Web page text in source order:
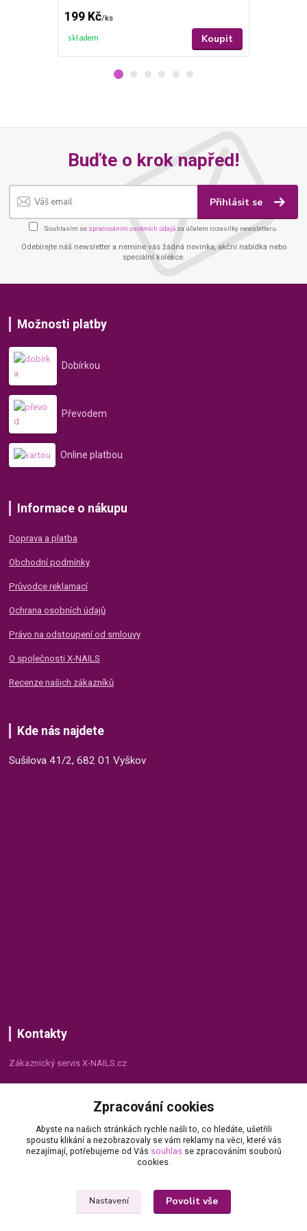
199 Kč/ks
skladem Koupit
Buďte o krok napřed!
Přihlásit se
Souhlasím se zpracováním osobních údajů za účelem rozesílky newsletteru.
Odebírejte náš newsletter a nemine vás žádná novinka, akční nabídka nebo
speciální kolekce.
Možnosti platby
Dobírkou
Převodem
Online platbou
Informace o nákupu
Doprava a platba
Obchodní podmínky
Průvodce reklamací
Ochrana osobních údajů
Právo na odstoupení od smlouvy
O společnosti X-NAILS
Recenze našich zákazníků
Kde nás najdete
Sušilova 41/2, 682 01 Vyškov
Kontakty
Zákaznický servis X-NAILS.cz
+420 735 055 075
info@x-nails.cz
Zpracování cookies
Abyste na našich stránkách rychle našli to, co hledáte, ušetřili
spoustu klikání a nezobrazovaly se vám reklamy na věci, které vás
nezajímají, potřebujeme od Vás souhlas se zpracováním souborů
cookies.
Nastavení Povolit vše